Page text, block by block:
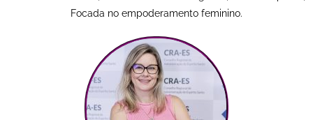
Focada no empoderamento feminino.